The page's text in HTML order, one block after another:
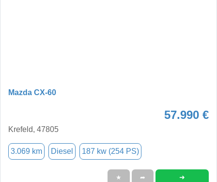
Mazda CX-60
57.990 €
Krefeld, 47805
3.069 km Diesel 187 kw (254 PS)
★ ➦ ➜